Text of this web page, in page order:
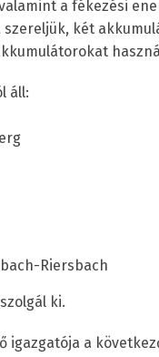
a fékezési
két
áll:
Riersbach
ki.
igazgatója a